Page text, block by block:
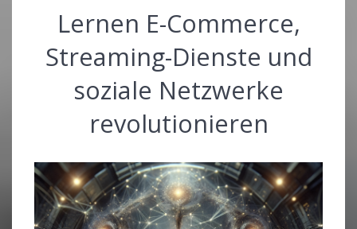
Lernen E-Commerce,
Streaming-Dienste und
soziale Netzwerke
revolutionieren